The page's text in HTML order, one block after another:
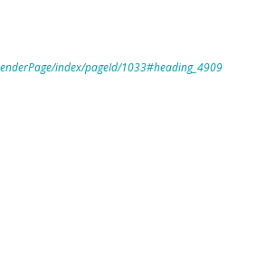
index/pageId/1033#heading_4909